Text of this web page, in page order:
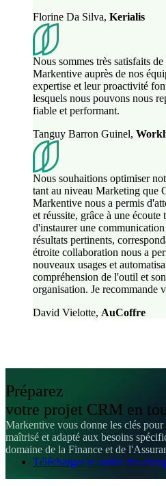
Florine Da Silva, Kerialis
Nous sommes très satisfaits
Markentive auprès de nos
expertise et leur proactivité
lesquels nous pouvons nous
fiable et performant.
Tanguy Barron Guinel,
Nous souhaitions optimiser
tant au niveau Marketing que
Markentive nous a permis
et réussite, grâce à une écoute
d'instaurer une
résultats pertinents,
étroite collaboration nous a
nouveaux usages et
compréhension de l'outil et
organisation. Je recommande
David Vielotte, AuCoffre
Préparez
votre projet CRM en
Markentive vous donne les clés
maîtrisé et adapté aux besoins
domaine de la Finance et de
Télécharger le cahier des